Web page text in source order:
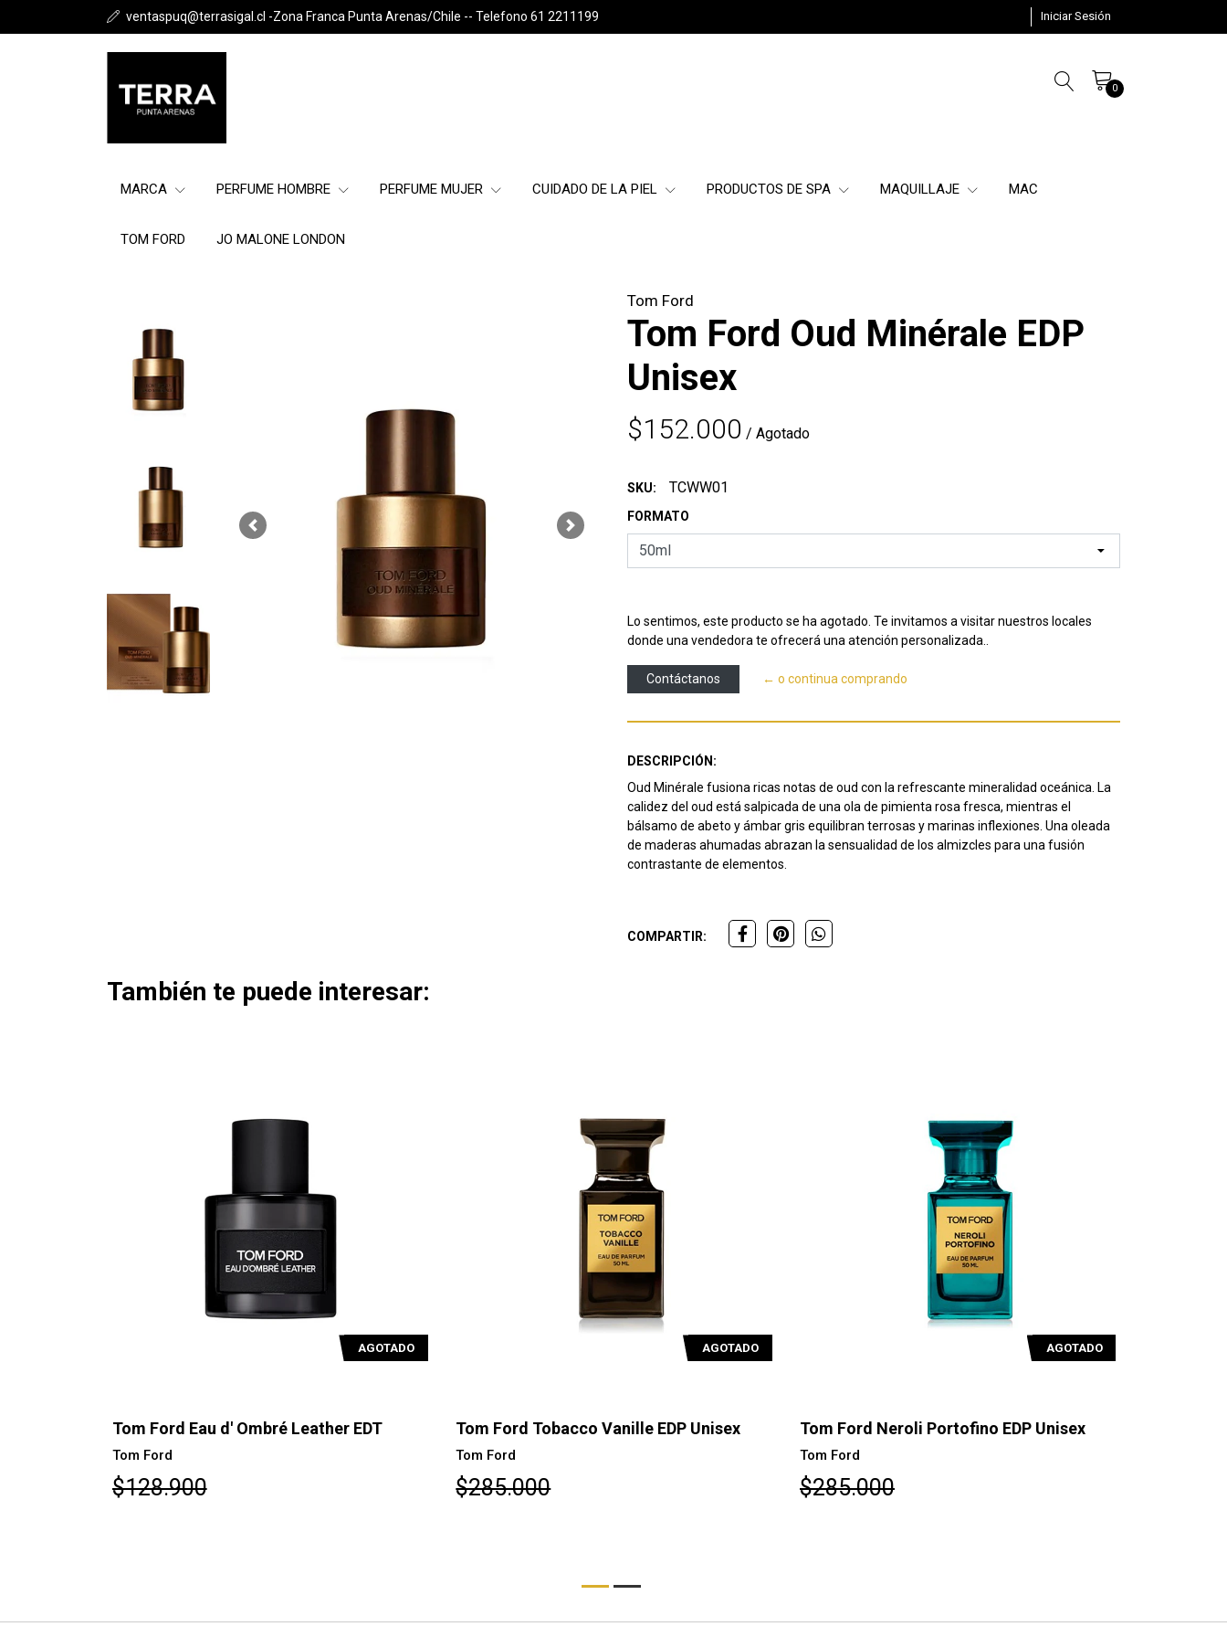
ventaspuq@terrasigal.cl -Zona Franca Punta Arenas/Chile -- Telefono 61 2211199 Iniciar Sesión
0
MARCA PERFUME HOMBRE PERFUME MUJER CUIDADO DE LA PIEL PRODUCTOS DE SPA MAQUILLAJE MAC
TOM FORD JO MALONE LONDON
Previous Next
Tom Ford
Tom Ford Oud Minérale EDP
Unisex
$152.000 / Agotado
SKU: TCWW01
FORMATO
Lo sentimos, este producto se ha agotado. Te invitamos a visitar nuestros locales
donde una vendedora te ofrecerá una atención personalizada..
Contáctanos ← o continua comprando
DESCRIPCIÓN:
Oud Minérale fusiona ricas notas de oud con la refrescante mineralidad oceánica. La
calidez del oud está salpicada de una ola de pimienta rosa fresca, mientras el
bálsamo de abeto y ámbar gris equilibran terrosas y marinas inflexiones. Una oleada
de maderas ahumadas abrazan la sensualidad de los almizcles para una fusión
contrastante de elementos.
COMPARTIR:
También te puede interesar:
AGOTADO
Tom Ford Eau d' Ombré Leather EDT
Tom Ford
$128.900
AGOTADO
Tom Ford Tobacco Vanille EDP Unisex
Tom Ford
$285.000
AGOTADO
Tom Ford Neroli Portofino EDP Unisex
Tom Ford
$285.000